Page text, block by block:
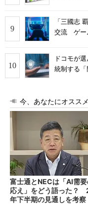
「三國志
交流 ゲー
ドコモが
統制する
今、あなたにオススメ
富士通とNECは「AI需
応え」をどう語った？
年下半期の見通しを考察